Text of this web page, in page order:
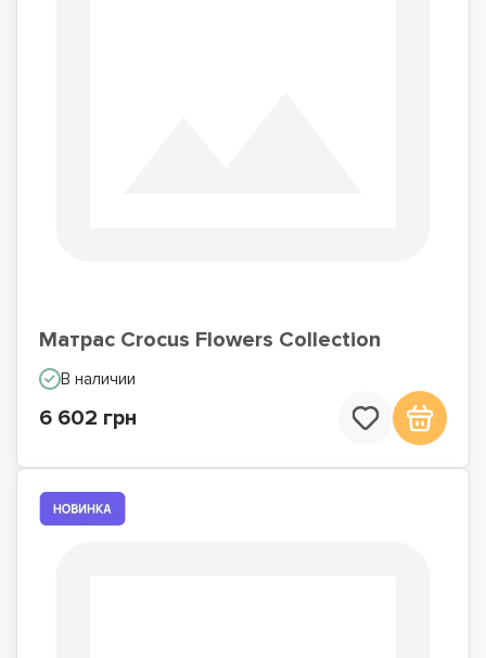
Матрас Crocus Flowers Collection
В наличии
6 602 грн